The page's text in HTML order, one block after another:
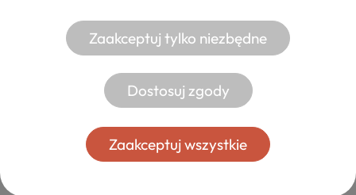
PRAKTYCZNA KLASYKA
Szafy dwudrzwiowe
Szafa dwudrzwiowa to uniwersalny mebel,
który sprawdzi się w każdym pomieszczeniu –
bez względu na rozmiar. Meble te w
Zaakceptuj tylko niezbędne
Dostosuj zgody
Zaakceptuj wszystkie